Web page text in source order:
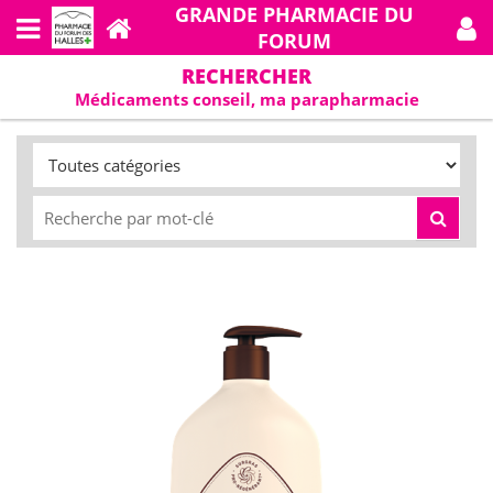
GRANDE PHARMACIE DU
FORUM
RECHERCHER
Médicaments conseil, ma parapharmacie